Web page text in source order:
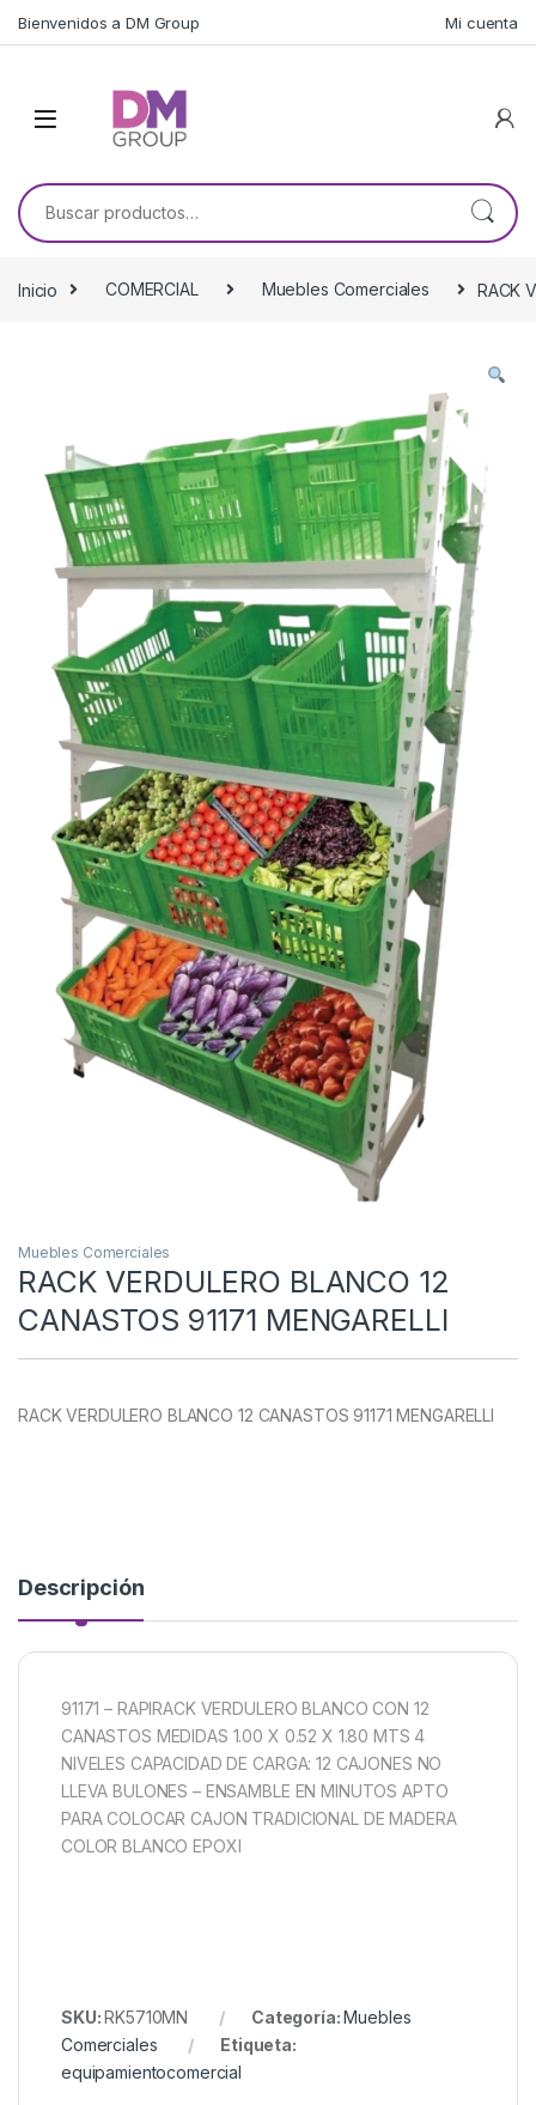
Bienvenidos a DM Group Mi cuenta
Buscar por:
Inicio COMERCIAL Muebles Comerciales RACK
Muebles Comerciales
RACK VERDULERO BLANCO 12
CANASTOS 91171 MENGARELLI
RACK VERDULERO BLANCO 12 CANASTOS 91171 MENGARELLI
Descripción
91171 – RAPIRACK VERDULERO BLANCO CON 12
CANASTOS MEDIDAS 1.00 X 0.52 X 1.80 MTS 4
NIVELES CAPACIDAD DE CARGA: 12 CAJONES NO
LLEVA BULONES – ENSAMBLE EN MINUTOS APTO
PARA COLOCAR CAJON TRADICIONAL DE MADERA
COLOR BLANCO EPOXI
SKU:RK5710MN Categoría:Muebles
Comerciales
Etiqueta:
equipamientocomercial